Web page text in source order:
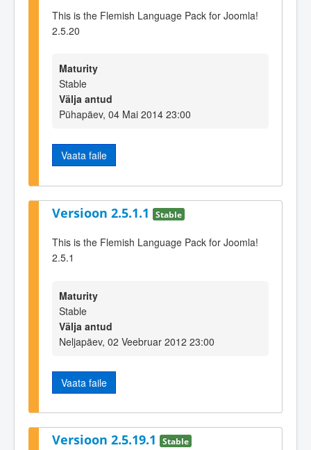
This is the Flemish Language Pack for Joomla!
2.5.20
Maturity
Stable
Välja antud
Pühapäev, 04 Mai 2014 23:00
Vaata faile
Versioon 2.5.1.1 Stable
This is the Flemish Language Pack for Joomla!
2.5.1
Maturity
Stable
Välja antud
Neljapäev, 02 Veebruar 2012 23:00
Vaata faile
Versioon 2.5.19.1 Stable